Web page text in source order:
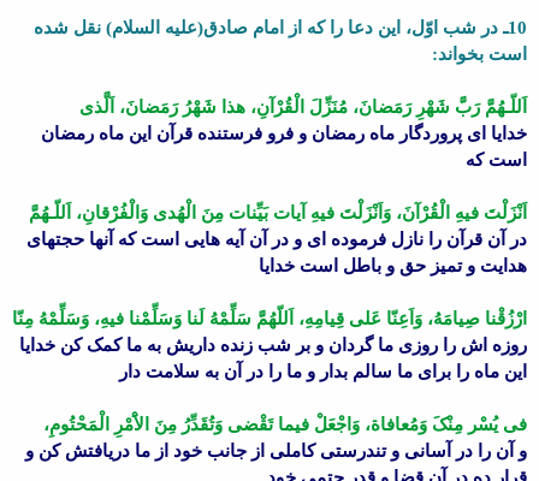
10ـ در شب اوّل، این دعا را که از امام صادق(علیه السلام) نقل شده
است بخواند:
اَللّـهُمَّ رَبَّ شَهْرِ رَمَضانَ، مُنَزِّلَ الْقُرْآنِ، هذا شَهْرُ رَمَضانَ، اَلَّذى
خدایا اى پروردگار ماه رمضان و فرو فرستنده قرآن این ماه رمضان
است که
اَنْزَلْتَ فیهِ الْقُرْآنَ، وَاَنْزَلْتَ فیهِ آیات بَیِّنات مِنَ الْهُدى وَالْفُرْقانِ، اَللّـهُمَّ
در آن قرآن را نازل فرموده اى و در آن آیه هایى است که آنها حجتهاى
هدایت و تمیز حق و باطل است خدایا
ارْزُقْنا صِیامَهُ، وَاَعِنّا عَلى قِیامِهِ، اَللّهُمَّ سَلِّمْهُ لَنا وَسَلِّمْنا فیهِ، وَسَلِّمْهُ مِنّا
روزه اش را روزى ما گردان و بر شب زنده داریش به ما کمک کن خدایا
این ماه را براى ما سالم بدار و ما را در آن به سلامت دار
فى یُسْر مِنْکَ وَمُعافاة، وَاجْعَلْ فیما تَقْضى وَتُقَدِّرُ مِنَ الاَْمْرِ الْمَحْتُومِ،
و آن را در آسانى و تندرستى کاملى از جانب خود از ما دریافتش کن و
قرار ده در آن قضا و قدر حتمى خود